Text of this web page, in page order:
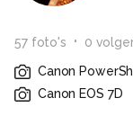
57foto's 0
Canon
Canon EOS 7D